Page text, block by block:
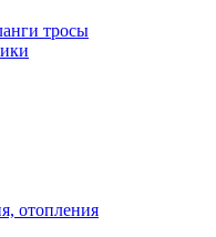
тросы
отопления